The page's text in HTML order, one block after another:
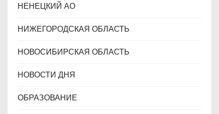
НЕНЕЦКИЙ АО
НИЖЕГОРОДСКАЯ ОБЛАСТЬ
НОВОСИБИРСКАЯ ОБЛАСТЬ
НОВОСТИ ДНЯ
ОБРАЗОВАНИЕ